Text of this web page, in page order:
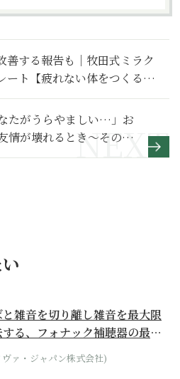
善する報告も｜牧田式ミラク
ート【疲れない体をつくる最
たがうらやましい…」お
情が壊れるとき～その１
と雑音を切り離し雑音を最大限
する、フォナック補聴器の最上
ァ・ジャパン株式会社)